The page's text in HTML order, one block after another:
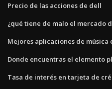
Precio de las acciones de dell
¿qué tiene de malo el mercado
Mejores aplicaciones de música
Donde encuentras el elemento
Tasa de interés en tarjeta de